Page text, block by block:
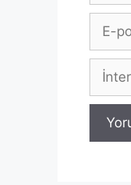
posta
İnternet
sitesi